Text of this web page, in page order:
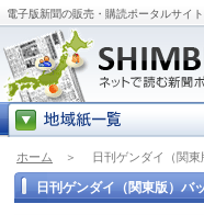
電子版新聞の販売・購読ポータルサイ
ホーム ＞ 日刊ゲンダイ（関東
日刊ゲンダイ（関東版）バ